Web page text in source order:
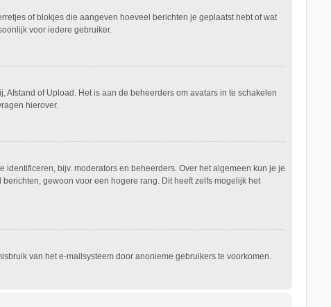
of blokjes die aangeven hoeveel berichten je geplaatst hebt of wat
voor iedere gebruiker.
Afstand of Upload. Het is aan de beheerders om avatars in te schakelen
hierover.
bijv. moderators en beheerders. Over het algemeen kun je je
gewoon voor een hogere rang. Dit heeft zelfs mogelijk het
van het e-mailsysteem door anonieme gebruikers te voorkomen.